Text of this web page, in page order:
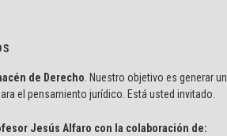
de Derecho . Nuestro objetivo es generar un
el pensamiento jurídico. Está usted invitado.
Jesús Alfaro con la colaboración de: